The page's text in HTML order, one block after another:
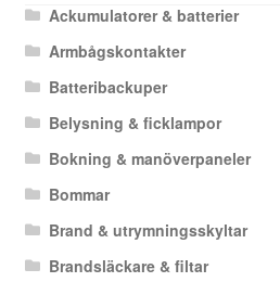
Ackumulatorer & batterier
Armbågskontakter
Batteribackuper
Belysning & ficklampor
Bokning & manöverpaneler
Bommar
Brand & utrymningsskyltar
Brandsläckare & filtar